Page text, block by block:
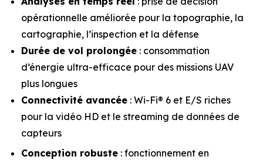
opérationnelle améliorée pour la topographie, la
cartographie, l’inspection et la défense
Durée de vol prolongée : consommation
d’énergie ultra-efficace pour des missions UAV
plus longues
Connectivité avancée : Wi-Fi® 6 et E/S riches
pour la vidéo HD et le streaming de données de
capteurs
Conception robuste : fonctionnement en